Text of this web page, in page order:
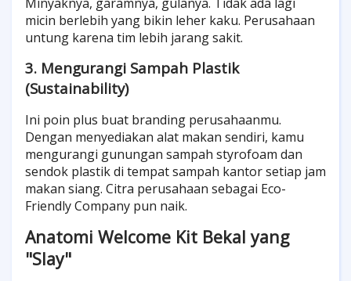
micin berlebih yang bikin leher kaku. Perusahaan
untung karena tim lebih jarang sakit.
3. Mengurangi Sampah Plastik
(Sustainability)
Ini poin plus buat branding perusahaanmu.
Dengan menyediakan alat makan sendiri, kamu
mengurangi gunungan sampah styrofoam dan
sendok plastik di tempat sampah kantor setiap jam
makan siang. Citra perusahaan sebagai Eco-
Friendly Company pun naik.
Anatomi Welcome Kit Bekal yang
"Slay"